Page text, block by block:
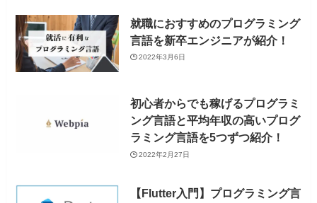
就職におすすめのプログラミング
言語を新卒エンジニアが紹介！
2022年3月6日
初心者からでも稼げるプログラミ
ング言語と平均年収の高いプログ
ラミング言語を5つずつ紹介！
2022年2月27日
【Flutter入門】プログラミング言